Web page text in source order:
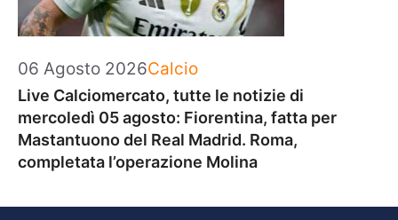
06 Agosto 2026Categorie
Calcio
Live Calciomercato, tutte le notizie di
mercoledì 05 agosto: Fiorentina, fatta per
Mastantuono del Real Madrid. Roma,
completata l’operazione Molina